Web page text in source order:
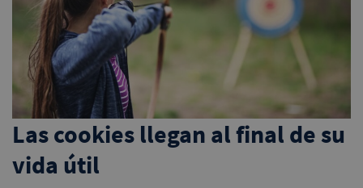
Las cookies llegan al final de su
vida útil